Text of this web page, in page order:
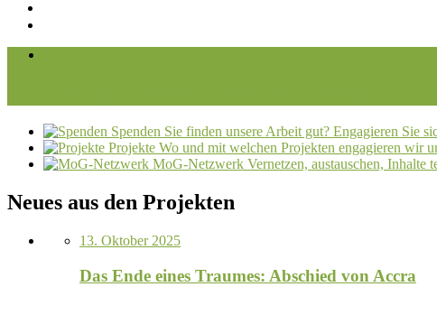
Spenden Sie finden unsere Arbeit gut? Engagieren Sie
Projekte Wo und mit welchen Projekten engagieren wir
MoG-Netzwerk Vernetzen, austauschen, Inhalte
Neues aus den Projekten
13. Oktober 2025
Das Ende eines Traumes: Abschied von Accra